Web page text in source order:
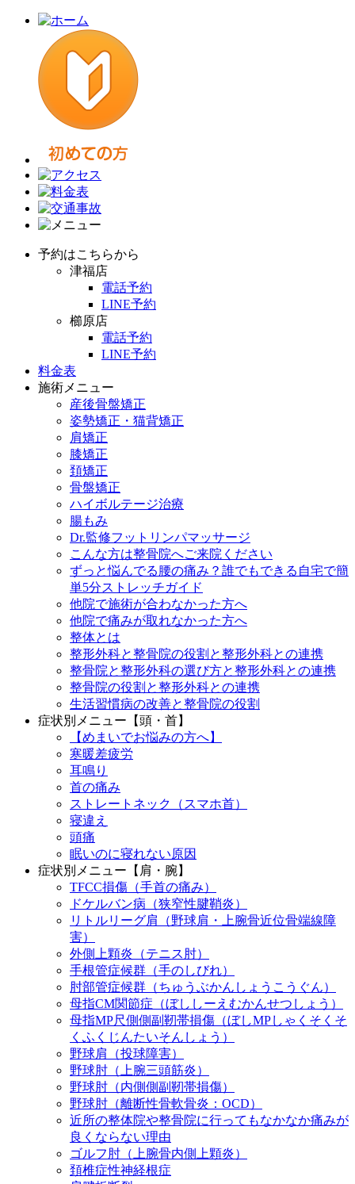
予約はこちらから
津福店
電話予約
LINE予約
櫛原店
電話予約
LINE予約
料金表
施術メニュー
産後骨盤矯正
姿勢矯正・猫背矯正
肩矯正
膝矯正
頚矯正
骨盤矯正
ハイボルテージ治療
腸もみ
Dr.監修フットリンパマッサージ
こんな方は整骨院へご来院ください
ずっと悩んでる腰の痛み？誰でもできる自宅で簡
単5分ストレッチガイド
他院で施術が合わなかった方へ
他院で痛みが取れなかった方へ
整体とは
整形外科と整骨院の役割と整形外科との連携
整骨院と整形外科の選び方と整形外科との連携
整骨院の役割と整形外科との連携
生活習慣病の改善と整骨院の役割
症状別メニュー【頭・首】
【めまいでお悩みの方へ】
寒暖差疲労
耳鳴り
首の痛み
ストレートネック（スマホ首）
寝違え
頭痛
眠いのに寝れない原因
症状別メニュー【肩・腕】
TFCC損傷（手首の痛み）
ドケルバン病（狭窄性腱鞘炎）
リトルリーグ肩（野球肩・上腕骨近位骨端線障
害）
外側上顆炎（テニス肘）
手根管症候群（手のしびれ）
肘部管症候群（ちゅうぶかんしょうこうぐん）
母指CM関節症（ぼししーえむかんせつしょう）
母指MP尺側側副靭帯損傷（ぼしMPしゃくそくそ
くふくじんたいそんしょう）
野球肩（投球障害）
野球肘（上腕三頭筋炎）
野球肘（内側側副靭帯損傷）
野球肘（離断性骨軟骨炎：OCD）
近所の整体院や整骨院に行ってもなかなか痛みが
良くならない理由
ゴルフ肘（上腕骨内側上顆炎）
頚椎症性神経根症